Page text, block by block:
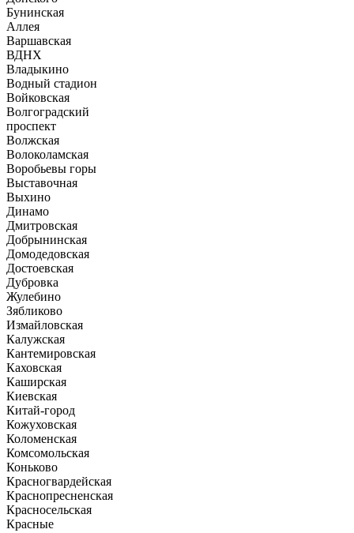
Бунинская
Аллея
Варшавская
ВДНХ
Владыкино
Водный стадион
Войковская
Волгоградский
проспект
Волжская
Волоколамская
Воробьевы горы
Выставочная
Выхино
Динамо
Дмитровская
Добрынинская
Домодедовская
Достоевская
Дубровка
Жулебино
Зябликово
Измайловская
Калужская
Кантемировская
Каховская
Каширская
Киевская
Китай-город
Кожуховская
Коломенская
Комсомольская
Коньково
Красногвардейская
Краснопресненская
Красносельская
Красные